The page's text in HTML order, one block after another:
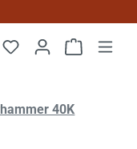
40K